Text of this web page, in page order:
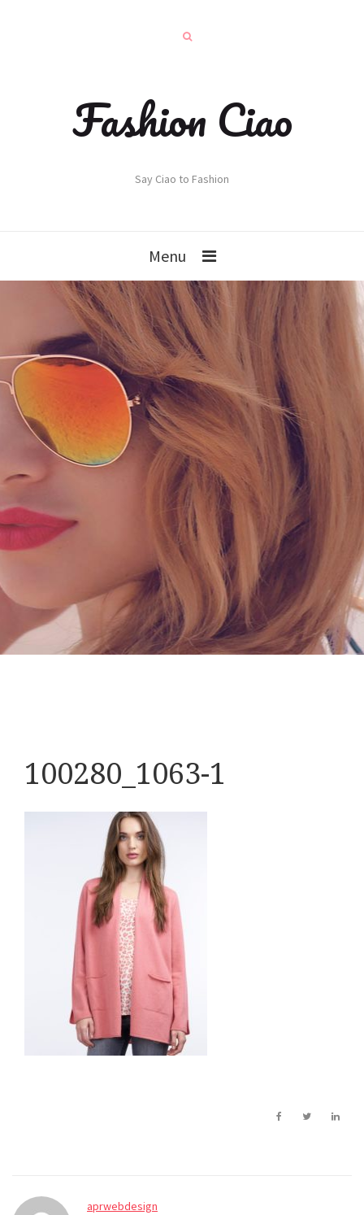
Fashion Ciao
Say Ciao to Fashion
Menu
100280_1063-1
aprwebdesign